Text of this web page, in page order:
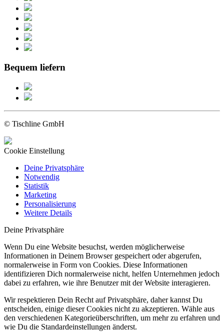
Bequem liefern
© Tischline GmbH
Cookie Einstellung
Deine Privatsphäre
Notwendig
Statistik
Marketing
Personalisierung
Weitere Details
Deine Privatsphäre
Wenn Du eine Website besuchst, werden möglicherweise
Informationen in Deinem Browser gespeichert oder abgerufen,
normalerweise in Form von Cookies. Diese Informationen
identifizieren Dich normalerweise nicht, helfen Unternehmen jedoch
dabei zu erfahren, wie ihre Benutzer mit der Website interagieren.
Wir respektieren Dein Recht auf Privatsphäre, daher kannst Du
entscheiden, einige dieser Cookies nicht zu akzeptieren. Wähle aus
den verschiedenen Kategorieüberschriften, um mehr zu erfahren und
wie Du die Standardeinstellungen änderst.